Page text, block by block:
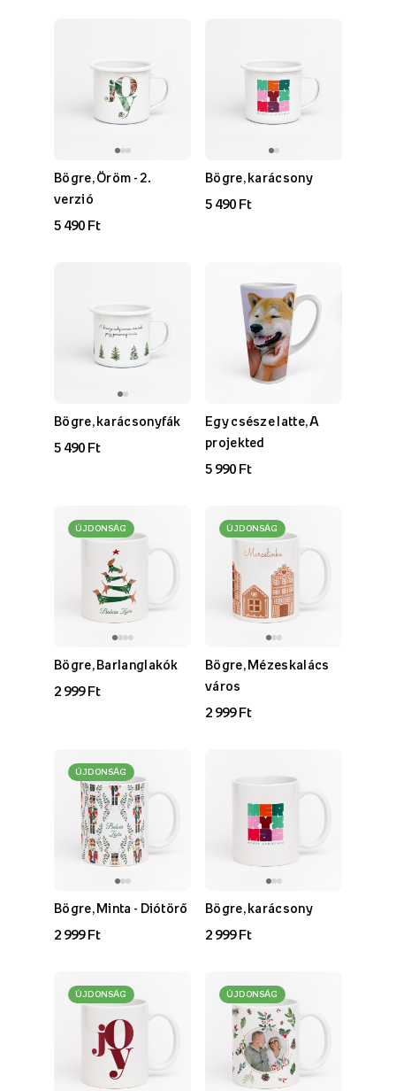
Bögre, Öröm - 2.
verzió
5 490 Ft
Bögre, karácsony
5 490 Ft
Bögre, karácsonyfák
5 490 Ft
Egy csésze latte, A
projekted
5 990 Ft
ÚJDONSÁG
Bögre, Barlanglakók
2 999 Ft
ÚJDONSÁG
Bögre, Mézeskalács
város
2 999 Ft
ÚJDONSÁG
Bögre, Minta - Diótörő
2 999 Ft
Bögre, karácsony
2 999 Ft
ÚJDONSÁG ÚJDONSÁG